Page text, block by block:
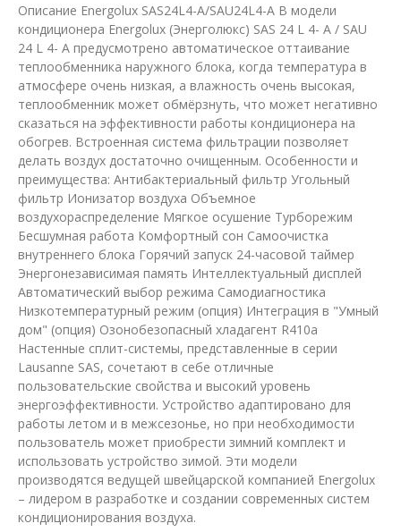
Описание Energolux SAS24L4-A/SAU24L4-A В модели
кондиционера Energolux (Энерголюкс) SAS 24 L 4- A / SAU
24 L 4- A предусмотрено автоматическое оттаивание
теплообменника наружного блока, когда температура в
атмосфере очень низкая, а влажность очень высокая,
теплообменник может обмёрзнуть, что может негативно
сказаться на эффективности работы кондиционера на
обогрев. Встроенная система фильтрации позволяет
делать воздух достаточно очищенным. Особенности и
преимущества: Антибактериальный фильтр Угольный
фильтр Ионизатор воздуха Объемное
воздухораспределение Мягкое осушение Турборежим
Бесшумная работа Комфортный сон Самоочистка
внутреннего блока Горячий запуск 24-часовой таймер
Энергонезависимая память Интеллектуальный дисплей
Автоматический выбор режима Самодиагностика
Низкотемпературный режим (опция) Интеграция в "Умный
дом" (опция) Озонобезопасный хладагент R410a
Настенные сплит-системы, представленные в серии
Lausanne SAS, сочетают в себе отличные
пользовательские свойства и высокий уровень
энергоэффективности. Устройство адаптировано для
работы летом и в межсезонье, но при необходимости
пользователь может приобрести зимний комплект и
использовать устройство зимой. Эти модели
производятся ведущей швейцарской компанией Energolux
– лидером в разработке и создании современных систем
кондиционирования воздуха.